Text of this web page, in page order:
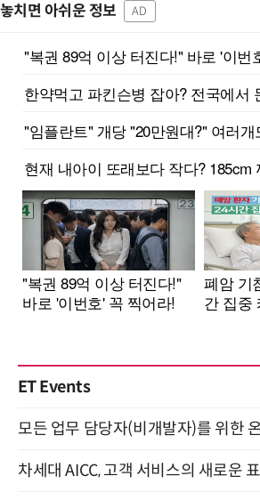
놓치면 아쉬운 정보 AD
ET Events